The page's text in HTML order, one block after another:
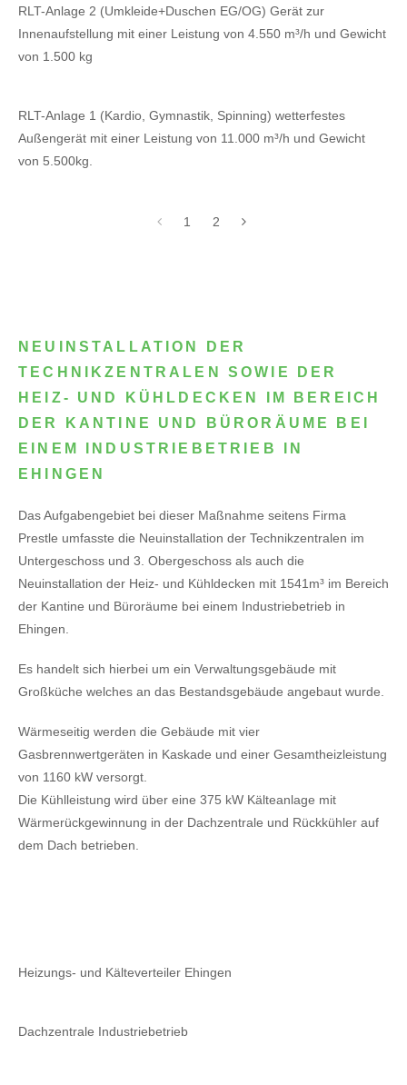
RLT-Anlage 2 (Umkleide+Duschen EG/OG) Gerät zur
Innenaufstellung mit einer Leistung von 4.550 m³/h und Gewicht
von 1.500 kg
RLT-Anlage 1 (Kardio, Gymnastik, Spinning) wetterfestes
Außengerät mit einer Leistung von 11.000 m³/h und Gewicht
von 5.500kg.
1 2
NEUINSTALLATION DER
TECHNIKZENTRALEN SOWIE DER
HEIZ- UND KÜHLDECKEN IM BEREICH
DER KANTINE UND BÜRORÄUME BEI
EINEM INDUSTRIEBETRIEB IN
EHINGEN
Das Aufgabengebiet bei dieser Maßnahme seitens Firma
Prestle umfasste die Neuinstallation der Technikzentralen im
Untergeschoss und 3. Obergeschoss als auch die
Neuinstallation der Heiz- und Kühldecken mit 1541m³ im Bereich
der Kantine und Büroräume bei einem Industriebetrieb in
Ehingen.
Es handelt sich hierbei um ein Verwaltungsgebäude mit
Großküche welches an das Bestandsgebäude angebaut wurde.
Wärmeseitig werden die Gebäude mit vier
Gasbrennwertgeräten in Kaskade und einer Gesamtheizleistung
von 1160 kW versorgt.
Die Kühlleistung wird über eine 375 kW Kälteanlage mit
Wärmerückgewinnung in der Dachzentrale und Rückkühler auf
dem Dach betrieben.
Heizungs- und Kälteverteiler Ehingen
Dachzentrale Industriebetrieb